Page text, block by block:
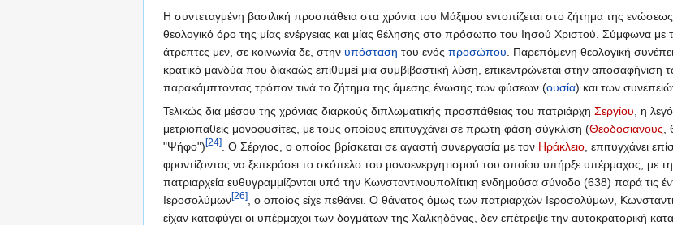
Η συντεταγμένη βασιλική προσπάθεια στα χρόνια του Μάξιμου εντοπίζεται στο ζήτημα της
θεολογικό όρο της μίας ενέργειας και μίας θέλησης στο πρόσωπο του Ιησού Χριστού. Σύμφωνα με
άτρεπτες μεν, σε κοινωνία δε, στην υπόσταση του ενός προσώπου . Παρεπόμενη θεολογική
κρατικό μανδύα που διακαώς επιθυμεί μια συμβιβαστική λύση, επικεντρώνεται στην
παρακάμπτοντας τρόπον τινά το ζήτημα της άμεσης ένωσης των φύσεων (ουσία) και των
Τελικώς δια μέσου της χρόνιας διαρκούς διπλωματικής προσπάθειας του πατριάρχη Σεργίου , η
μετριοπαθείς μονοφυσίτες, με τους οποίους επιτυγχάνει σε πρώτη φάση σύγκλιση (Θεοδοσιανούς
"Ψήφο")[24] . Ο Σέργιος, ο οποίος βρίσκεται σε αγαστή συνεργασία με τον Ηράκλειο , επιτυγχάνει
φροντίζοντας να ξεπεράσει το σκόπελο του μονοενεργητισμού του οποίου υπήρξε υπέρμαχος, με
πατριαρχεία ευθυγραμμίζονται υπό την Κωνσταντινουπολίτικη ενδημούσα σύνοδο (638) παρά τις
Ιεροσολύμων[26]
, ο οποίος είχε πεθάνει. Ο θάνατος όμως των πατριαρχών Ιεροσολύμων,
είχαν καταφύγει οι υπέρμαχοι των δογμάτων της Χαλκηδόνας, δεν επέτρεψε την αυτοκρατορική